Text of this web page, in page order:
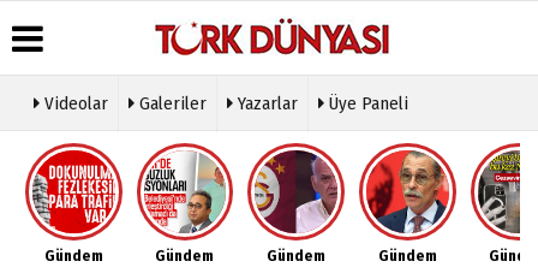
Üye Paneli
Haber
Arşivi
Gazete
Arşivi
Hava
Durumu
Gazete
Manşetleri
Anketler
Köşe
Yazarları
Video
Galeri
Foto
Künye
İletişim
Çerez
Politikası
Videolar Galeriler Yazarlar Üye Paneli
Gündem Gündem Gündem Gündem